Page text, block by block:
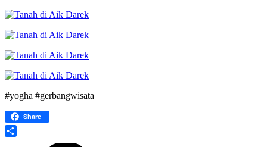
#yogha #gerbangwisata
Share